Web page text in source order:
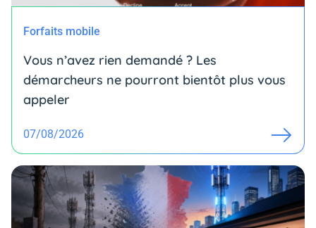
Forfaits mobile
Vous n’avez rien demandé ? Les
démarcheurs ne pourront bientôt plus vous
appeler
07/08/2026